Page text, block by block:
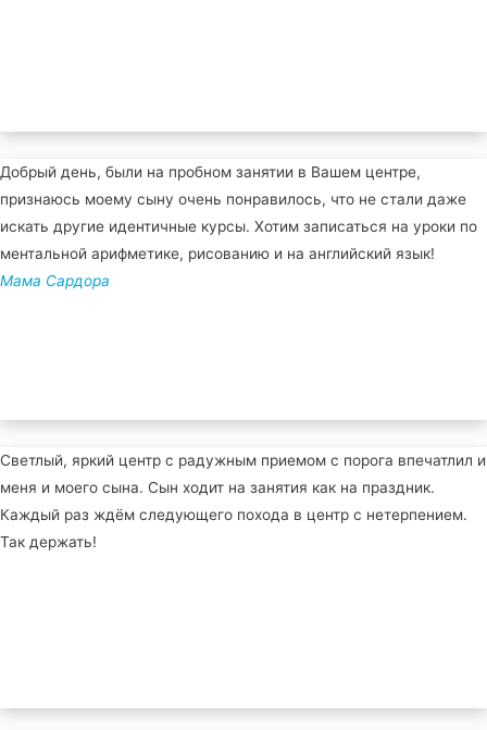
Добрый день, были на пробном занятии в Вашем центре,
признаюсь моему сыну очень понравилось, что не стали даже
искать другие идентичные курсы. Хотим записаться на уроки по
ментальной арифметике, рисованию и на английский язык!
Мама Сардора
Светлый, яркий центр с радужным приемом с порога впечатлил и
меня и моего сына. Сын ходит на занятия как на праздник.
Каждый раз ждём следующего похода в центр с нетерпением.
Так держать!